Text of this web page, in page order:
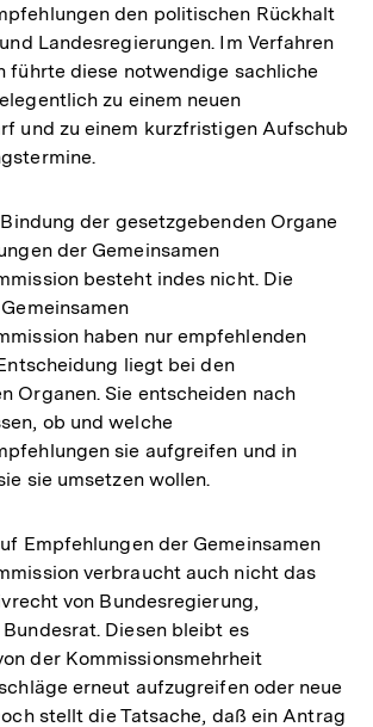
den politischen Rückhalt
Landesregierungen. Im Verfahren
führte diese notwendige sachliche
zu einem neuen
und zu einem kurzfristigen Aufschub
der gesetzgebenden Organe
der Gemeinsamen
besteht indes nicht. Die
haben nur empfehlenden
liegt bei den
Organen. Sie entscheiden nach
ob und welche
sie aufgreifen und in
sie umsetzen wollen.
Empfehlungen der Gemeinsamen
verbraucht auch nicht das
von Bundesregierung,
Diesen bleibt es
der Kommissionsmehrheit
erneut aufzugreifen oder neue
stellt die Tatsache, daß ein Antrag